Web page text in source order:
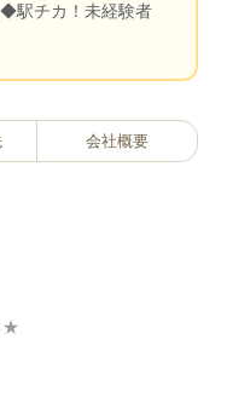
◆駅チカ！未経験者
会社概要
★